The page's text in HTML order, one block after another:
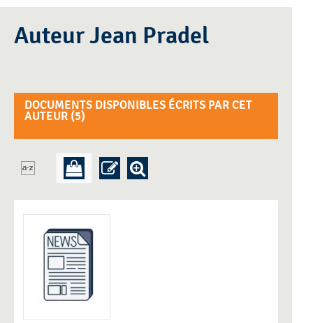
Auteur Jean Pradel
DOCUMENTS DISPONIBLES ÉCRITS PAR CET
AUTEUR (5)